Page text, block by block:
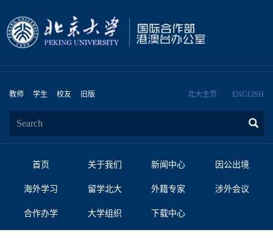
教师 学生 校友 旧版 北大主页 ENGLISH
首页 关于我们 新闻中心 因公出境
海外学习 留学北大 外籍专家 涉外会议
合作办学 大学组织 下载中心